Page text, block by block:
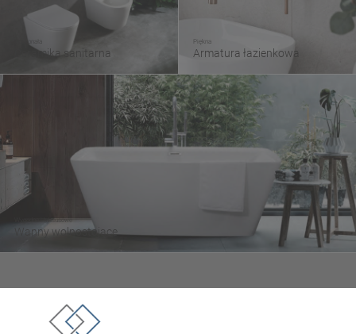
Wygodne i luksusowe
Wanny wolnostojące
Doskonała
Ceramika sanitarna
Piękna
Armatura łazienkowa